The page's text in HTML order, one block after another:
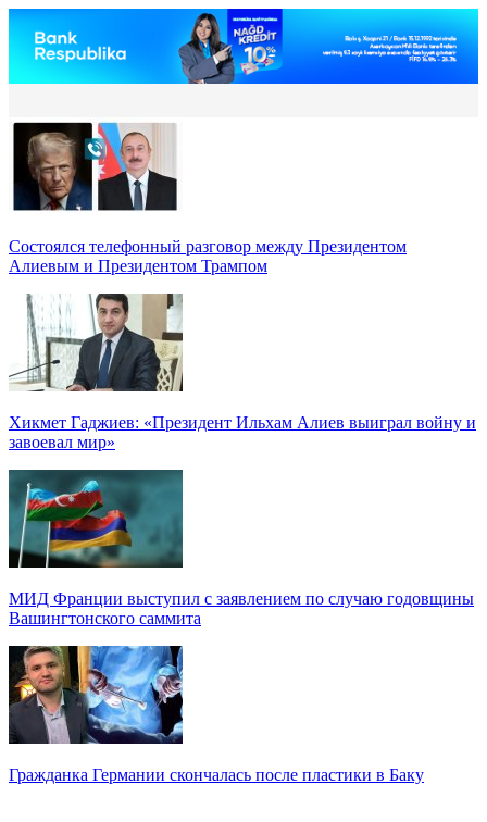
Состоялся телефонный разговор между Президентом
Алиевым и Президентом Трампом
Хикмет Гаджиев: «Президент Ильхам Алиев выиграл войну и
завоевал мир»
МИД Франции выступил с заявлением по случаю годовщины
Вашингтонского саммита
Гражданка Германии скончалась после пластики в Баку